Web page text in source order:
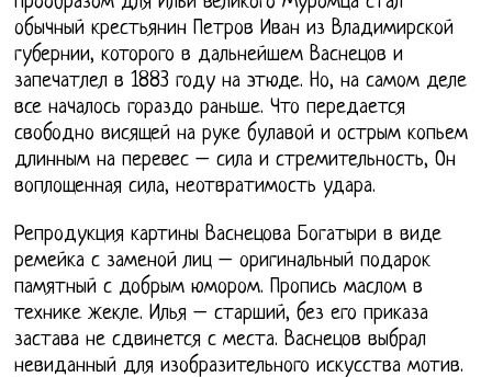
обычный крестьянин Петров Иван из Владимирской
губернии, которого в дальнейшем Васнецов и
запечатлел в 1883 году на этюде. Но, на самом деле
все началось гораздо раньше. Что передается
свободно висящей на руке булавой и острым копьем
длинным на перевес – сила и стремительность, Он
воплощенная сила, неотвратимость удара.
Репродукция картины Васнецова Богатыри в виде
ремейка с заменой лиц – оригинальный подарок
памятный с добрым юмором. Пропись маслом в
технике жекле. Илья – старший, без его приказа
застава не сдвинется с места. Васнецов выбрал
невиданный для изобразительного искусства мотив.